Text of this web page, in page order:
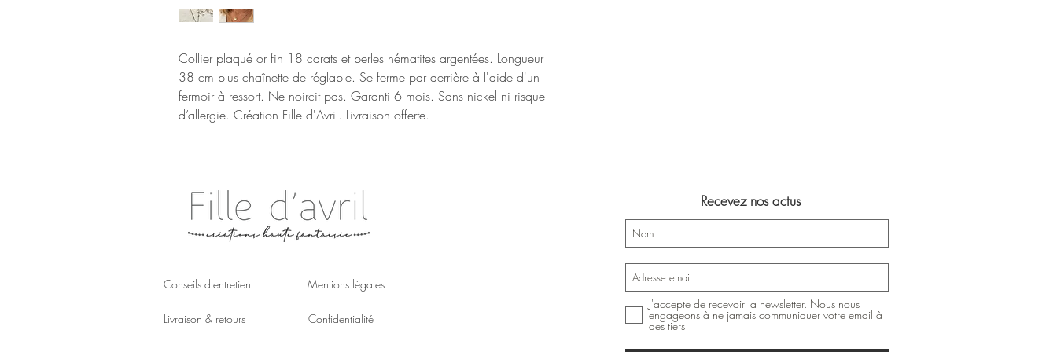
Collier plaqué or fin 18 carats et perles hématites argentées. Longueur
38 cm plus chaînette de réglable. Se ferme par derrière à l'aide d'un
fermoir à ressort. Ne noircit pas. Garanti 6 mois. Sans nickel ni risque
d’allergie. Création Fille d'Avril. Livraison offerte.
Conseils d'entretien Mentions légales
Livraison & retours Confidentialité
J'accepte de recevoir la newsletter. Nous nous
engageons à ne jamais communiquer votre email à
des tiers
Recevez nos actus